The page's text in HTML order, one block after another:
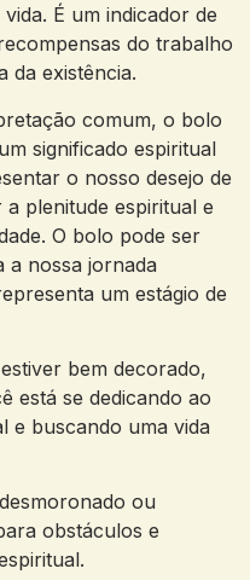
É um indicador de
do trabalho
da existência.
comum, o bolo
‍significado espiritual⁢
o nosso ​desejo de
plenitude espiritual⁤ e
⁤O bolo pode ser
​a nossa⁤ jornada
um estágio de
bem decorado,
está se dedicando ao
e buscando‌ uma vida⁤
ou
obstáculos e